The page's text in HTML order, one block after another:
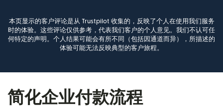
本页显示的客户评论是从 Trustpilot 收集的，反映了个人在使用我们服务
时的体验。这些评论仅供参考，代表我们客户的个人意见。我们不认可任
何特定的声明。个人结果可能会有所不同（包括因通道而异），所描述的
体验可能无法反映典型的客户旅程。
简化企业付款流程